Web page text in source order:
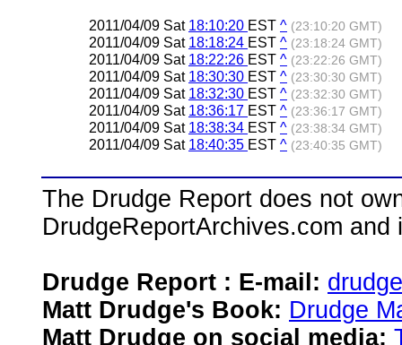
2011/04/09 Sat 18:10:20 EST ^ (23:10:20 GMT)
2011/04/09 Sat 18:18:24 EST ^ (23:18:24 GMT)
2011/04/09 Sat 18:22:26 EST ^ (23:22:26 GMT)
2011/04/09 Sat 18:30:30 EST ^ (23:30:30 GMT)
2011/04/09 Sat 18:32:30 EST ^ (23:32:30 GMT)
2011/04/09 Sat 18:36:17 EST ^ (23:36:17 GMT)
2011/04/09 Sat 18:38:34 EST ^ (23:38:34 GMT)
2011/04/09 Sat 18:40:35 EST ^ (23:40:35 GMT)
The Drudge Report does not
DrudgeReportArchives.com
Drudge Report : E-mail:
Matt Drudge's Book: Drudge
Matt Drudge on social media: